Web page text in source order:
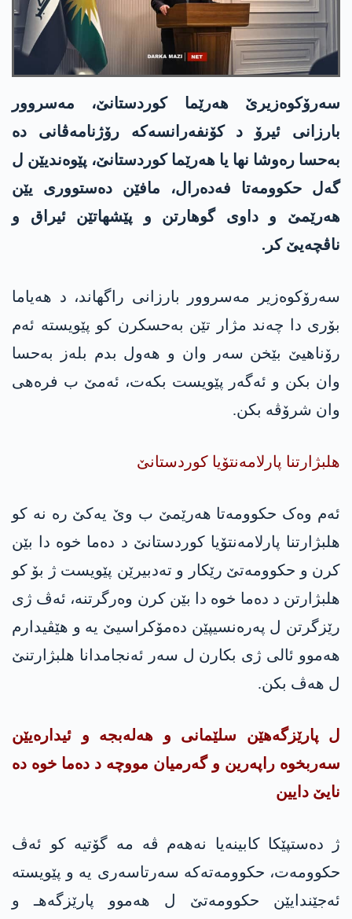
سەرۆکوەزیرێ هەرێما کوردستانێ، مەسروور
بارزانی ئیرۆ د کۆنفەرانسەکە رۆژنامەڤانی دە
بەحسا رەوشا نها یا هەرێما کوردستانێ، پێوەندیێن ل
گەل حکوومەتا فەدەرال، مافێن دەستووری یێن
هەرێمێ و داوی گوهارتن و پێشهاتێن ئیراق و
ناڤچەیێ کر.
سەرۆکوەزیر مەسروور بارزانی راگهاند، د هەیاما
بۆری دا چەند مژار تێن بەحسکرن کو پێویستە ئەم
رۆناهیێ بێخن سەر وان و هەول بدم بلەز بەحسا
وان بکن و ئەگەر پێویست بکەت، ئەمێ ب فرەهی
وان شرۆڤە بکن.
هلبژارتنا پارلامەنتۆیا کوردستانێ
ئەم وەک حکوومەتا هەرێمێ ب وێ یەکێ رە نە کو
هلبژارتنا پارلامەنتۆیا کوردستانێ د دەما خوە دا بێن
کرن و حکوومەتێ رێکار و تەدبیرێن پێویست ژ بۆ كو
هلبژارتن د دەما خوە دا بێن کرن وەرگرتنە، ئەڤ ژی
رێزگرتن ل پەرەنسیپێن دەمۆکراسیێ یە و هێڤیدارم
هەموو ئالی ژی بکارن ل سەر ئەنجامدانا هلبژارتنێ
ل هەڤ بکن.
ل پارێزگەهێن سلێمانی و هەلەبجە و ئیداره‌یێن
سەربخوە راپەرین و گەرمیان مووچە د دەما خوە دە
نایێ دایین
ژ دەستپێکا کابینەیا نەهەم ڤە مە گۆتیە کو ئەڤ
حکوومەت، حكوومه‌تەکە سەرتاسەری یە و پێویستە
ئەجێندایێن حكوومه‌تێ ل هەموو پارێزگەهـ و